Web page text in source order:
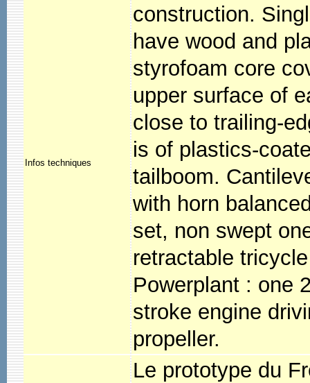
Infos techniques
construction.
have wood and
styrofoam core
upper surface of
close to trailing-
is of plastics-
tailboom.
with horn
set, non swept
retractable
Powerplant : one
stroke engine
propeller.
Le prototype du